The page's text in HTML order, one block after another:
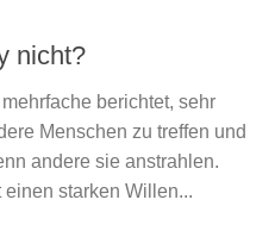
nicht?
berichtet, sehr
Menschen zu treffen und
andere sie anstrahlen.
starken Willen...